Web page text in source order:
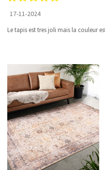
17-11-2024
Le tapis est tres joli mais la couleur